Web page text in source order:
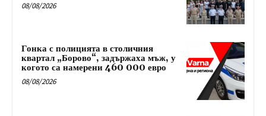
08/08/2026
Гонка с полицията в столичния
квартал „Борово“, задържаха мъж, у
когото са намерени 460 000 евро
08/08/2026